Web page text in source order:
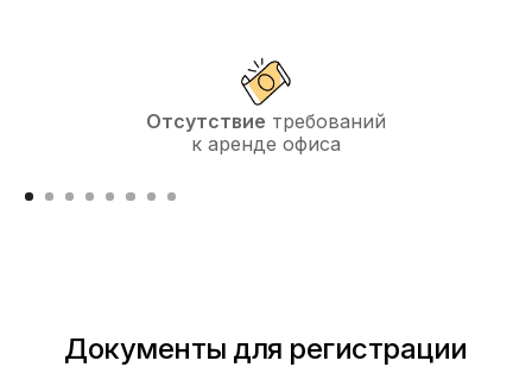
Отсутствие требований
к аренде офиса
Документы для регистрации